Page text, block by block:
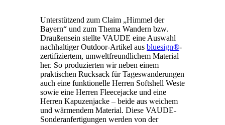
Unterstützend zum Claim „Himmel der
Bayern“ und zum Thema Wandern bzw.
Draußensein stellte VAUDE eine Auswahl
nachhaltiger Outdoor-Artikel aus bluesign®-
zertifiziertem, umweltfreundlichem Material
her. So produzierten wir neben einem
praktischen Rucksack für Tageswanderungen
auch eine funktionelle Herren Softshell Weste
sowie eine Herren Fleecejacke und eine
Herren Kapuzenjacke – beide aus weichem
und wärmendem Material. Diese VAUDE-
Sonderanfertigungen werden von der